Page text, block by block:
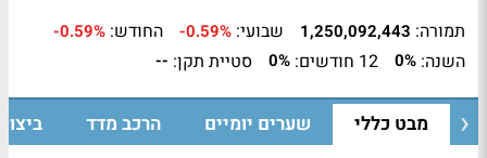
תמורה: 1,250,092,443 שבועי: -0.59% החודש: -0.59%
השנה: 0% 12 חודשים: 0% סטיית תקן: --
מבט כללי שערים יומיים הרכב מדד